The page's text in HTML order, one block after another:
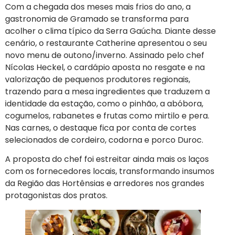
Com a chegada dos meses mais frios do ano, a
gastronomia de Gramado se transforma para
acolher o clima típico da Serra Gaúcha. Diante desse
cenário, o restaurante Catherine apresentou o seu
novo menu de outono/inverno. Assinado pelo chef
Nícolas Heckel, o cardápio aposta no resgate e na
valorização de pequenos produtores regionais,
trazendo para a mesa ingredientes que traduzem a
identidade da estação, como o pinhão, a abóbora,
cogumelos, rabanetes e frutas como mirtilo e pera.
Nas carnes, o destaque fica por conta de cortes
selecionados de cordeiro, codorna e porco Duroc.
A proposta do chef foi estreitar ainda mais os laços
com os fornecedores locais, transformando insumos
da Região das Hortênsias e arredores nos grandes
protagonistas dos pratos.